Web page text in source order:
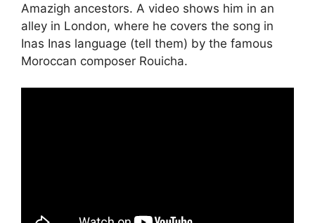
Amazigh ancestors. A video shows him in an
alley in London, where he covers the song in
Inas Inas language (tell them) by the famous
Moroccan composer Rouicha.